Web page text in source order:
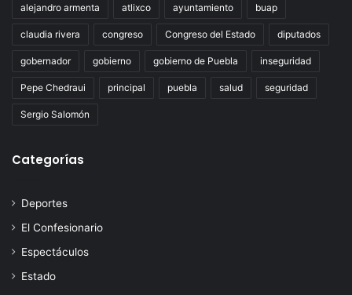
alejandro armenta atlixco ayuntamiento buap
claudia rivera congreso Congreso del Estado diputados
gobernador gobierno gobierno de Puebla inseguridad
Pepe Chedraui principal puebla salud seguridad
Sergio Salomón
Categorías
Deportes
El Confesionario
Espectáculos
Estado